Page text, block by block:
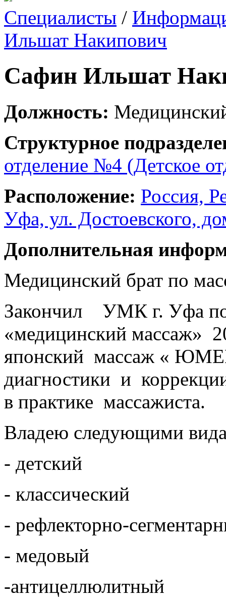
Специалисты /
Ильшат Накипович
Сафин Ильшат
Должность:
Структурное
отделение №4 (Детское
Расположение: Россия,
Уфа, ул. Достоевского,
Дополнительная
Медицинский брат по
Закончил УМК г. Уфа по
«медицинский массаж»
японский массаж «
диагностики и
в практике массажиста.
Владею следующими
- детский
- классический
- рефлекторно-
- медовый
-антицеллюлитный